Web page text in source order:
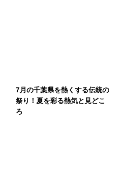
7月の千葉県を熱くする伝統の
祭り！夏を彩る熱気と見どこ
ろ